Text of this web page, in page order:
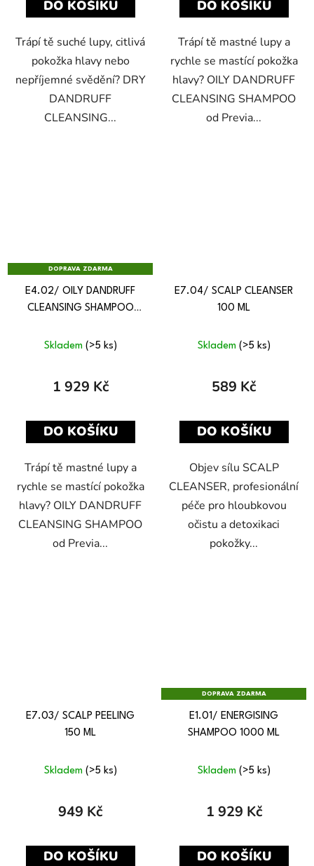
DO KOŠÍKU
Trápí tě suché lupy, citlivá
pokožka hlavy nebo
nepříjemné svědění? DRY
DANDRUFF
CLEANSING...
DO KOŠÍKU
Trápí tě mastné lupy a
rychle se mastící pokožka
hlavy? OILY DANDRUFF
CLEANSING SHAMPOO
od Previa...
DOPRAVA ZDARMA
E4.02/ OILY DANDRUFF
CLEANSING SHAMPOO
Skladem (>5 ks)
1 929 Kč
DO KOŠÍKU
Trápí tě mastné lupy a
rychle se mastící pokožka
hlavy? OILY DANDRUFF
CLEANSING SHAMPOO
od Previa...
E7.04/ SCALP CLEANSER
100 ML
Skladem (>5 ks)
589 Kč
DO KOŠÍKU
Objev sílu SCALP
CLEANSER, profesionální
péče pro hloubkovou
očistu a detoxikaci
pokožky...
E7.03/ SCALP PEELING
150 ML
Skladem (>5 ks)
949 Kč
DO KOŠÍKU
DOPRAVA ZDARMA
E1.01/ ENERGISING
SHAMPOO 1000 ML
Skladem (>5 ks)
1 929 Kč
DO KOŠÍKU